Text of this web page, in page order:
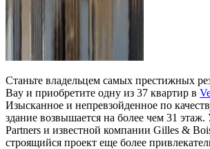
Станьте владельцем самых престижных
Bay и приобретите одну из 37 квартир в
Изысканное и непревзойденное по
здание возвышается на более чем 31 этаж.
Partners и известной компании Gilles &
строящийся проект еще более